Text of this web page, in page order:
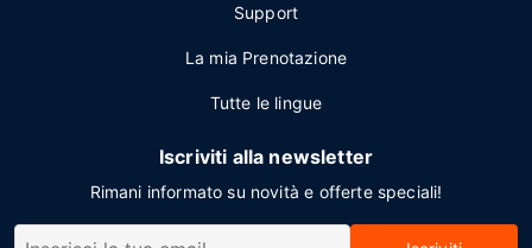
Support
La mia Prenotazione
Tutte le lingue
Iscriviti alla newsletter
Rimani informato su novità e offerte speciali!